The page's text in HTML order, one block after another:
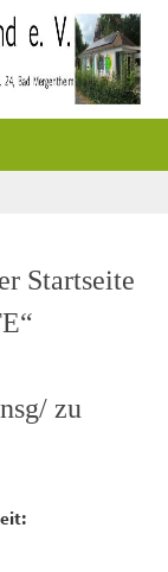
Startseite
zu